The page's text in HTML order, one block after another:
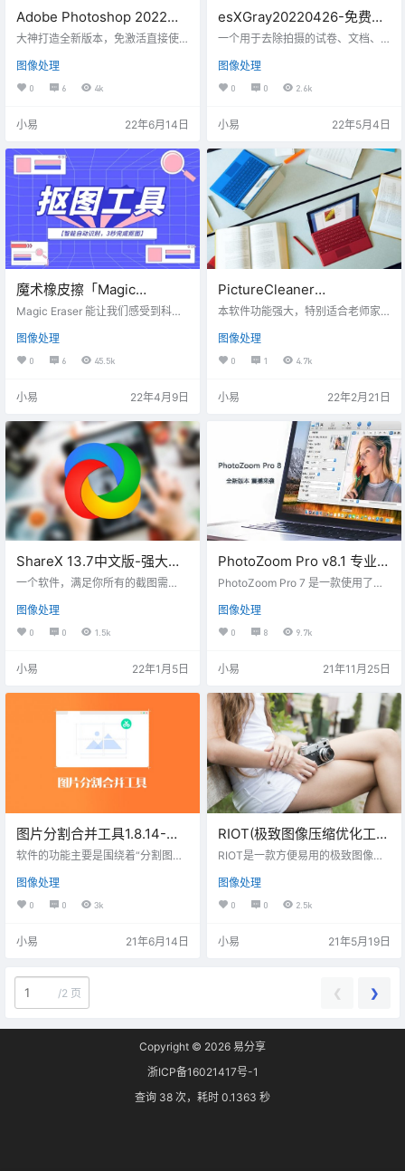
Adobe Photoshop 2022
v23.3.2.458茶末余香增强版
大神打造全新版本，免激活直接使
等，让用户无需烦恼PS插件等的寻
找、安装，相当实用。
图像处理
0 6 4k
小易 22年6月14日
esXGray20220426-免费手
机试卷照片背景灰色去除工
一个用于去除拍摄的试卷、文档、
擦、标注、裁剪、旋转、矫、批量
等高级功能。 功能介绍 支持两种模
式裁剪图片，用以去除边缘部分。
例裁剪边缘支持两种模式调整图片
值，也可以按比例放大缩小支持旋
转/翻转图片支持校正透视变形，并
可以手动指定输出图片比例支持批
量处理支持文件拖放支持后期处
理，包括橡皮擦、画笔、直线、矩
形、圆形…
图像处理
0 0 2.6k
小易 22年5月4日
魔术橡皮擦「Magic
Eraser」离线版-AI无痕去水
Magic Eraser 能让我们感受到科技
无痕修图，智能算法更是连纹理和
光影变化都能模仿的很自然。
图像处理
0 6 45.5k
小易 22年4月9日
PictureCleaner
v1.1.8.22011-免费的图像校
本软件功能强大，特别适合老师家
白打印，也适合目前很多企事业单
位正在进行的档案电子化工作。 漂
白后文字更清晰，打印省墨盒。
图像处理
0 1 4.7k
小易 22年2月21日
ShareX 13.7中文版-强大并
且好用的截图、录屏工具推
一个软件，满足你所有的截图需
图工具。ShareX 拥有十分专业的截
图方式，以快速，高效的截图效率
给你更加出色的截图体验，丰富的
在截图的上传和保存等等方面十分
图像处理
0 0 1.5k
小易 22年1月5日
PhotoZoom Pro v8.1 专业学
习版-图像无损放大工具
PhotoZoom Pro 7 是一款使用了革
大工具。它可以对图片进行放大而
没有锯齿，不会失真，让您无与伦
比完美放大图像质量。
图像处理
0 8 9.7k
小易 21年11月25日
图片分割合并工具1.8.14-横
向、竖向排序合并，等量无
软件的功能主要是围绕着“分割图片”
在此基础上添加了“修改图片”、“批
量处理”等等其他辅助功能与之相配
合。 功能介绍 2.1、图片分割使用图
“分割图片选项”，这样才能激活“分
中直接输入网址后回车，软件可以
自动从网上拉取图片。注意：从网
能为jp…
图像处理
0 0 3k
小易 21年6月14日
RIOT(极致图像压缩优化工
具) V0.6.2 中文版
RIOT是一款方便易用的极致图像优
者PNG24直接转换为PNG8，有效
减少了图片的大小，同时也完美支
持gif和jpg等通用格式的压缩，可以
小文件大小。 使用说明 RIOT 的使
参数了，并且在调整的过程中可以
直接预览到效果，达到预期效果后
P…
图像处理
0 0 2.5k
小易 21年5月19日
/2 页 ❮ ❯
Copyright © 2026 易分享
浙ICP备16021417号-1
查询 38 次，耗时 0.1363 秒